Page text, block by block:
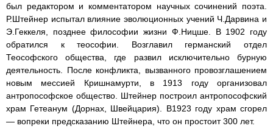
был редактором и комментатором научных сочинений поэта.
Р.Штейнер испытал влияние эволюционных учений Ч.Дарвина и
Э.Геккеля, позднее философии жизни Ф.Ницше. В 1902 году
обратился к теософии. Возглавил германский отдел
Теософского общества, где развил исключительно бурную
деятельность. После конфликта, вызванного провозглашением
новым мессией Кришнамурти, в 1913 году организовал
антропософское общество. Штейнер построил антропософский
храм Гетеанум (Дорнах, Швейцария). В1923 году храм сгорел
— вопреки предсказанию Штейнера, что он простоит 300 лет.